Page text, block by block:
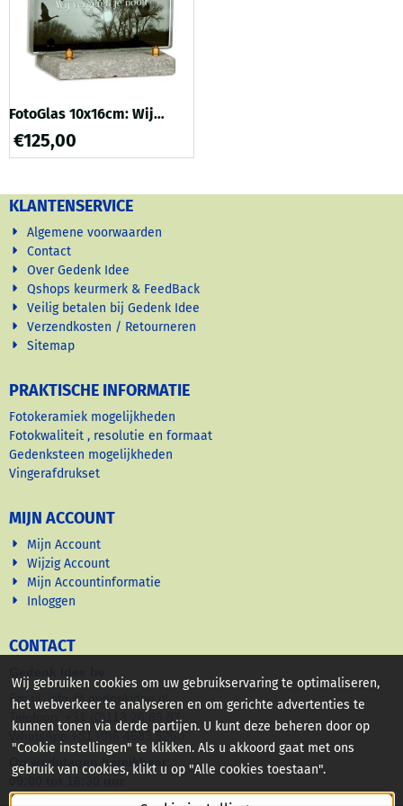
wij verschillende mooi...
FotoGlas 10x16cm: Wij
vergeten je nooit
€125,00
KLANTENSERVICE
Algemene voorwaarden
Contact
Over Gedenk Idee
Qshops keurmerk & FeedBack
Veilig betalen bij Gedenk Idee
Verzendkosten / Retourneren
Sitemap
PRAKTISCHE INFORMATIE
Fotokeramiek mogelijkheden
Fotokwaliteit , resolutie en formaat
Gedenksteen mogelijkheden
Vingerafdrukset
MIJN ACCOUNT
Mijn Account
Wijzig Account
Mijn Accountinformatie
Inloggen
CONTACT
Email: info @ gedenkidee nl
Telefoon: +31 (0)113 28 83 87
WhatsApp +31 (0)6 4683 5250
Op werkdagen bereikbaar:
09:00 tot 16:30 uur
Wij gebruiken cookies om uw gebruikservaring te optimaliseren,
het webverkeer te analyseren en om gerichte advertenties te
kunnen tonen via derde partijen. U kunt deze beheren door op
"Cookie instellingen" te klikken. Als u akkoord gaat met ons
gebruik van cookies, klikt u op "Alle cookies toestaan".